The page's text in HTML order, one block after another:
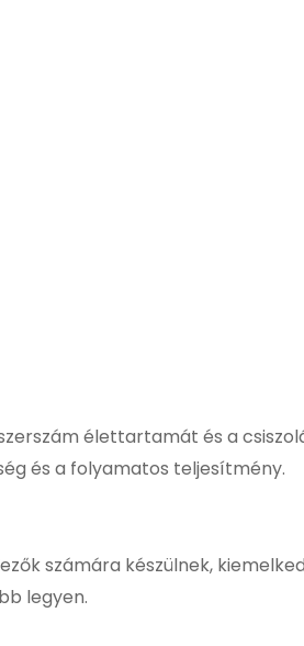
élettartamát és a
és a folyamatos teljesítmény.
számára készülnek,
legyen.